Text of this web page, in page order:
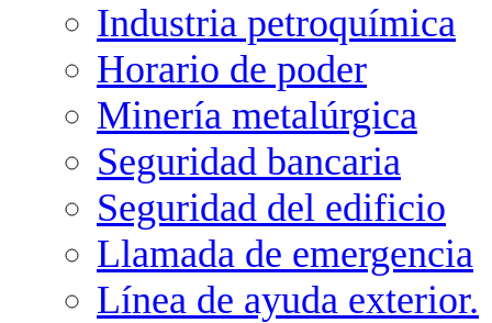
Industria petroquímica
Horario de poder
Minería metalúrgica
Seguridad bancaria
Seguridad del edificio
Llamada de emergencia
Línea de ayuda exterior.